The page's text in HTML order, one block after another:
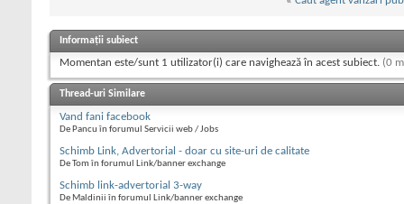
Informații subiect
Momentan este/sunt 1 utilizator(i) care navighează în acest subiect. (0
Thread-uri Similare
Vand fani facebook
De Pancu în forumul Servicii web / Jobs
Schimb Link, Advertorial - doar cu site-uri de calitate
De Tom în forumul Link/banner exchange
Schimb link-advertorial 3-way
De Maldinii în forumul Link/banner exchange